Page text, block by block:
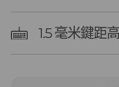
1.5 毫米鍵距